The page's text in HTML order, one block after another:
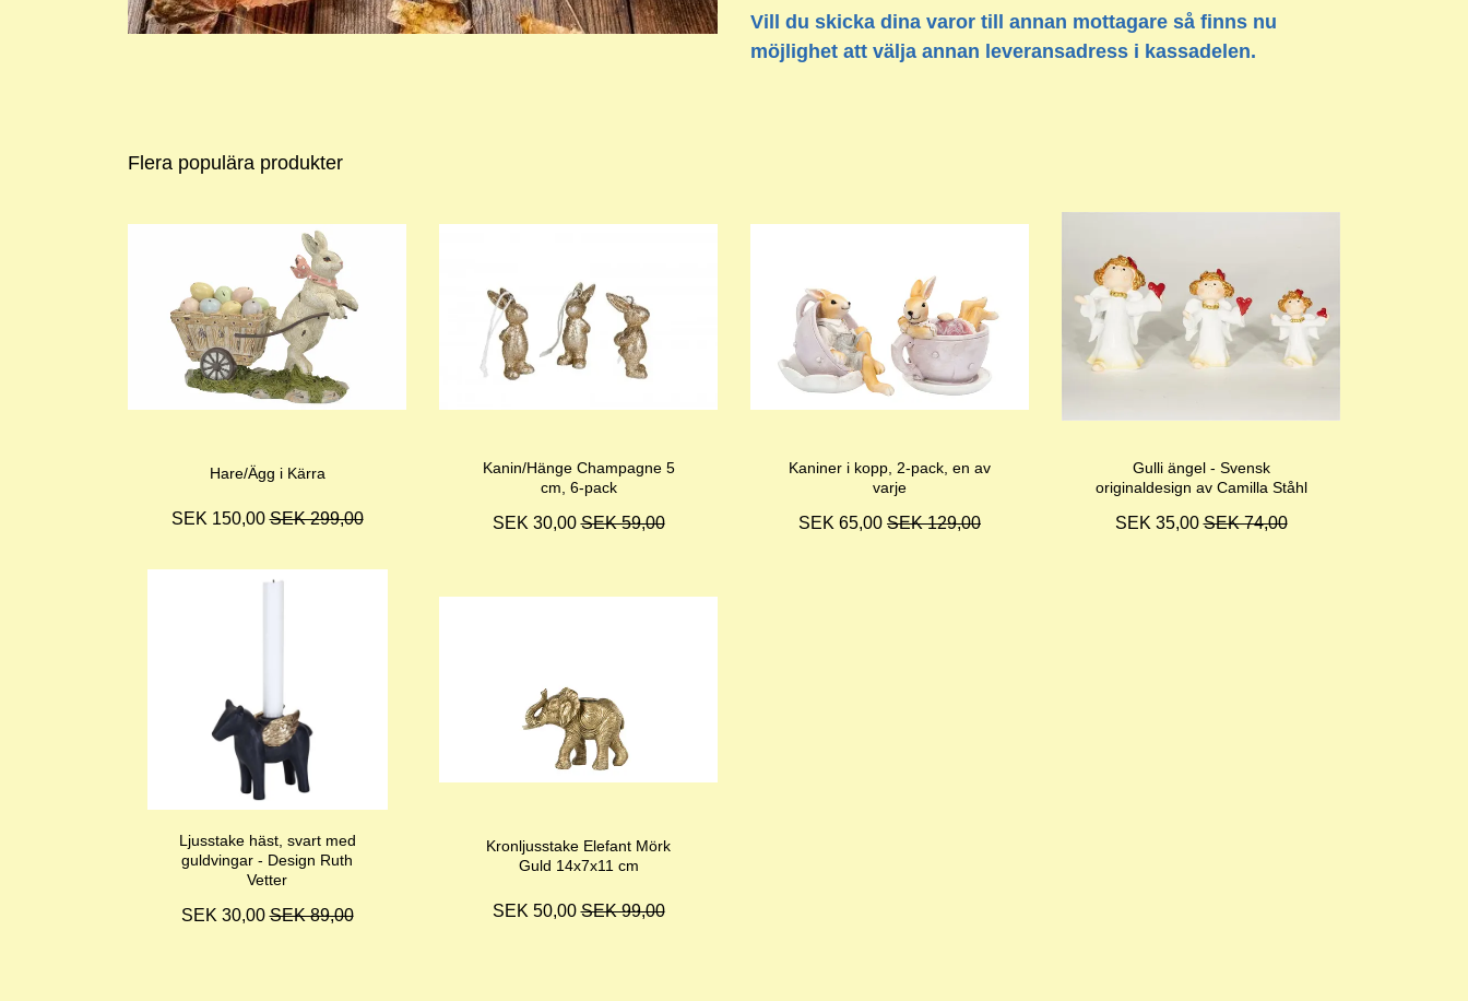
Vill du skicka dina varor till annan mottagare så finns nu
möjlighet att välja annan leveransadress i kassadelen.
Flera populära produkter
Hare/Ägg i Kärra
SEK 150,00SEK 299,00
Kanin/Hänge Champagne 5
cm, 6-pack
SEK 30,00SEK 59,00
Kaniner i kopp, 2-pack, en av
varje
SEK 65,00 SEK 129,00
Gulli ängel - Svensk
originaldesign av Camilla Ståhl
SEK 35,00SEK 74,00
Ljusstake häst, svart med
guldvingar - Design Ruth
Vetter
SEK 30,00SEK 89,00
Kronljusstake Elefant Mörk
Guld 14x7x11 cm
SEK 50,00SEK 99,00